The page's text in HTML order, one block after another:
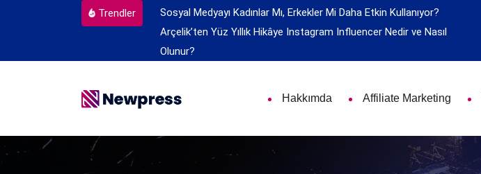
Trendler
Sosyal Medyayı Kadınlar Mı, Erkekler Mi Daha Etkin Kullanıyor?
Arçelik’ten Yüz Yıllık Hikâye Instagram Influencer Nedir ve Nasıl
Olunur?
Hakkımda Affiliate Marketing